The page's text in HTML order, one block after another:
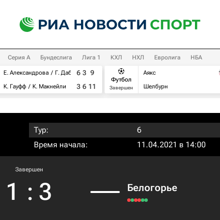
Серия А Бундеслига Лига 1 КХЛ НХЛ Евролига НБА
Е. Александрова
Г. Дабровски
К. Гауфф
К. Макнейли
6 3 9
3 6 11
Футбол
Завершен
Аякс
Шелбурн
Тур:
6
Время начала:
11.04.2021 в 14:00
Завершен
1 : 3 Белогорье